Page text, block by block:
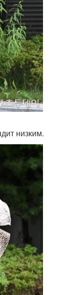
низким.